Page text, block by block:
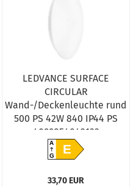
LEDVANCE SURFACE
CIRCULAR
Wand-/Deckenleuchte rund
500 PS 42W 840 IP44 PS
4099854042133
A
GE
33,70 EUR